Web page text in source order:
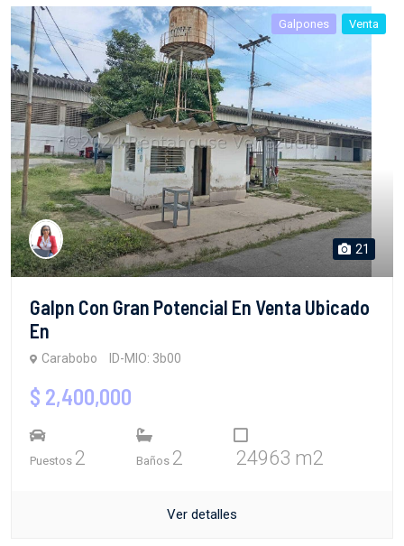
Galpones Venta
21
Galpn Con Gran Potencial En Venta Ubicado
En
Carabobo ID-MIO: 3b00
$ 2,400,000
Puestos 2 Baños 2 24963 m2
Ver detalles